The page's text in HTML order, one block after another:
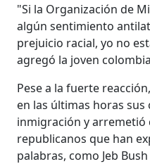
"Si la Organización de
algún sentimiento
prejuicio racial, yo no
agregó la joven
Pese a la fuerte
en las últimas horas
inmigración y
republicanos que han
palabras, como Jeb